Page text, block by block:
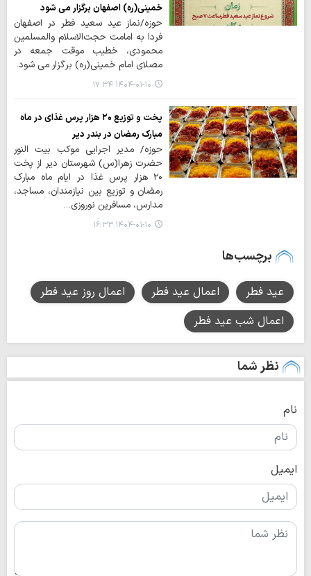
خمینی(ره) اصفهان برگزار می شود
حوزه/نماز عید سعید فطر در اصفهان
فردا به امامت حجت‌الاسلام والمسلمین
محمودی، خطیب موقت جمعه در
مصلای امام خمینی(ره) برگزار می شود.
۱۴۰۴-۰۱-۱۰ ۱۷:۳۴
پخت و توزیع ۲۰ هزار پرس غذای در ماه
مبارک رمضان در بندر دیر
حوزه/ مدیر اجرایی موکب بیت النور
حضرت زهرا(س) شهرستان دیر از پخت
۲۰ هزار پرس غذا در ایام ماه مبارک
رمضان و توزیع بین نیازمندان، مساجد،
مدارس، مسافرین نوروزی…
۱۴۰۴-۰۱-۱۰ ۱۶:۳۳
برچسب‌ها
عید فطر اعمال عید فطر
اعمال روز عید فطر
اعمال شب عید فطر
نظر شما
نام
ایمیل